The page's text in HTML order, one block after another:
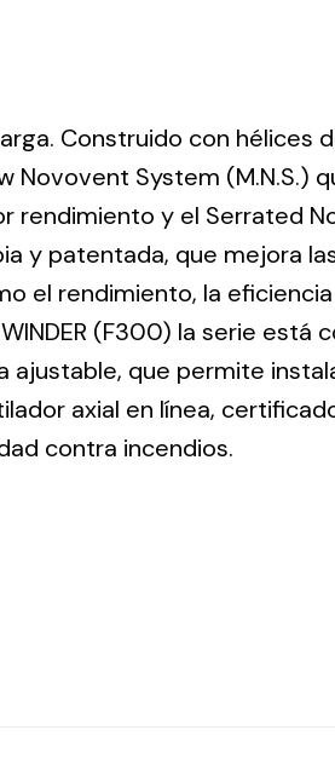
all
Construido con hélices
Novovent System (M.N.S.)
rendimiento y el Serrated
y patentada, que mejora
el rendimiento, la
(F300) la serie está
ajustable, que permite
axial en línea,
contra incendios.